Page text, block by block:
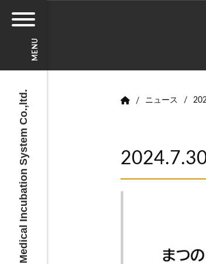
MENU
Medical Incubation System Co.,ltd. ニュース